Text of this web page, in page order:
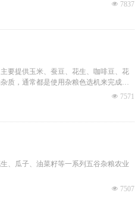
넶 7837
要提供玉米、蚕豆、花生、咖啡豆、花
质，通常都是使用杂粮色选机来完成。
넶 7571
、瓜子、油菜籽等一系列五谷杂粮农业
넶 7507